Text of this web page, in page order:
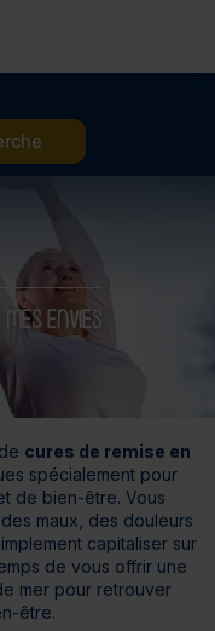
ENVIES
cures de remise en
spécialement pour
de bien-être. Vous
maux, des douleurs
capitaliser sur
de vous offrir une
mer pour retrouver
être.